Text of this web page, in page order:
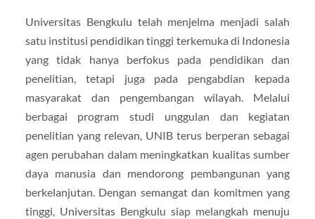
Universitas Bengkulu telah menjelma menjadi salah
satu institusi pendidikan tinggi terkemuka di Indonesia
yang tidak hanya berfokus pada pendidikan dan
penelitian, tetapi juga pada pengabdian kepada
masyarakat dan pengembangan wilayah. Melalui
berbagai program studi unggulan dan kegiatan
penelitian yang relevan, UNIB terus berperan sebagai
agen perubahan dalam meningkatkan kualitas sumber
daya manusia dan mendorong pembangunan yang
berkelanjutan. Dengan semangat dan komitmen yang
tinggi, Universitas Bengkulu siap melangkah menuju